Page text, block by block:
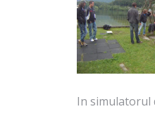
In simulatorul